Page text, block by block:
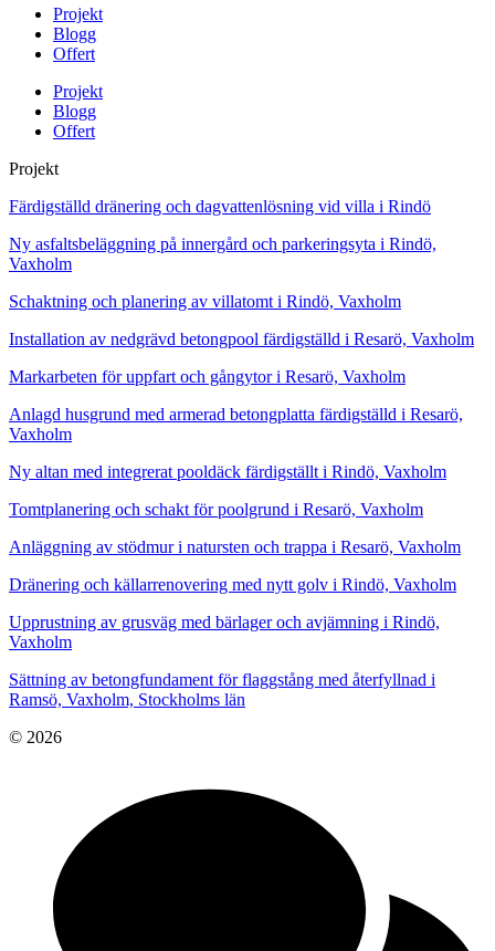
Projekt
Blogg
Offert
Projekt
Blogg
Offert
Projekt
Färdigställd dränering och dagvattenlösning vid villa i Rindö
Ny asfaltsbeläggning på innergård och parkeringsyta i Rindö,
Vaxholm
Schaktning och planering av villatomt i Rindö, Vaxholm
Installation av nedgrävd betongpool färdigställd i Resarö, Vaxholm
Markarbeten för uppfart och gångytor i Resarö, Vaxholm
Anlagd husgrund med armerad betongplatta färdigställd i Resarö,
Vaxholm
Ny altan med integrerat pooldäck färdigställt i Rindö, Vaxholm
Tomtplanering och schakt för poolgrund i Resarö, Vaxholm
Anläggning av stödmur i natursten och trappa i Resarö, Vaxholm
Dränering och källarrenovering med nytt golv i Rindö, Vaxholm
Upprustning av grusväg med bärlager och avjämning i Rindö,
Vaxholm
Sättning av betongfundament för flaggstång med återfyllnad i
Ramsö, Vaxholm, Stockholms län
© 2026